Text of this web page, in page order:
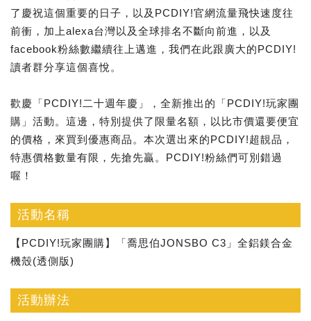
了慶祝這個重要的日子，以及PCDIY!官網流量飛快速度往
前衝，加上alexa台灣以及全球排名不斷向前進，以及
facebook粉絲數繼續往上邁進，我們在此跟廣大的PCDIY!
讀者群分享這個喜悅。
歡慶「PCDIY!二十週年慶」，全新推出的「PCDIY!玩家團
購」活動。這邊，特別提供了限量名額，以比市價還要便宜
的價格，來買到優惠商品。本次選出來的PCDIY!超靚品，
特惠價格數量有限，先搶先贏。PCDIY!粉絲們可別錯過
喔！
活動名稱
【PCDIY!玩家團購】「喬思伯JONSBO C3」全鋁鎂合金
機殼(透側版)
活動辦法